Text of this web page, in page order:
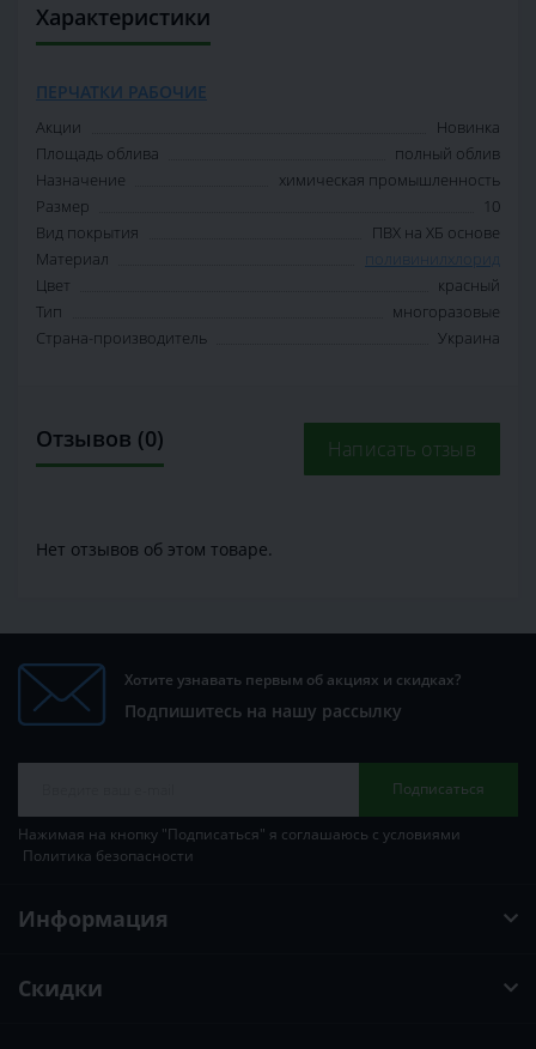
Характеристики
ПЕРЧАТКИ РАБОЧИЕ
Акции
Новинка
Площадь облива
полный облив
Назначение
химическая промышленность
Размер
10
Вид покрытия
ПВХ на ХБ основе
Материал
поливинилхлорид
Цвет
красный
Тип
многоразовые
Страна-производитель
Украина
Отзывов (0) Написать отзыв
Нет отзывов об этом товаре.
Хотите узнавать первым об акциях и скидках?
Подпишитесь на нашу рассылку
Подписаться
Нажимая на кнопку "Подписаться" я соглашаюсь с условиями
Политика безопасности
Информация
Скидки